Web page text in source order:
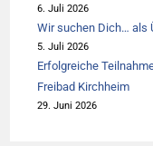
6. Juli 2026
Wir suchen Dich… als
5. Juli 2026
Erfolgreiche
Freibad Kirchheim
29. Juni 2026